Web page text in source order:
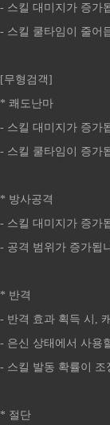
- 스킬 대미지가 증가
- 스킬 쿨타임이 줄어
[무형검객]
* 쾌도난마
- 스킬 대미지가 증가
- 스킬 쿨타임이 증가
* 방사공격
- 스킬 대미지가 증가
- 공격 범위가 증가됩
* 반격
- 반격 효과 획득 시,
- 은신 상태에서 사용
- 스킬 발동 확률이 조
* 절단